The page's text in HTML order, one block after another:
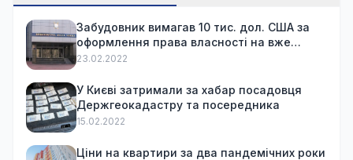
Забудовник вимагав 10 тис. дол. США за
оформлення права власності на вже
куплену квартиру
23.02.2022
У Києві затримали за хабар посадовця
Держгеокадастру та посередника
15.02.2022
Ціни на квартири за два пандемічних роки